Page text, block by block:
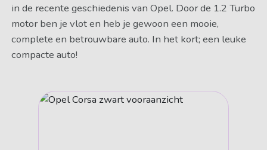
in de recente geschiedenis van Opel. Door de 1.2 Turbo
motor ben je vlot en heb je gewoon een mooie,
complete en betrouwbare auto. In het kort; een leuke
compacte auto!